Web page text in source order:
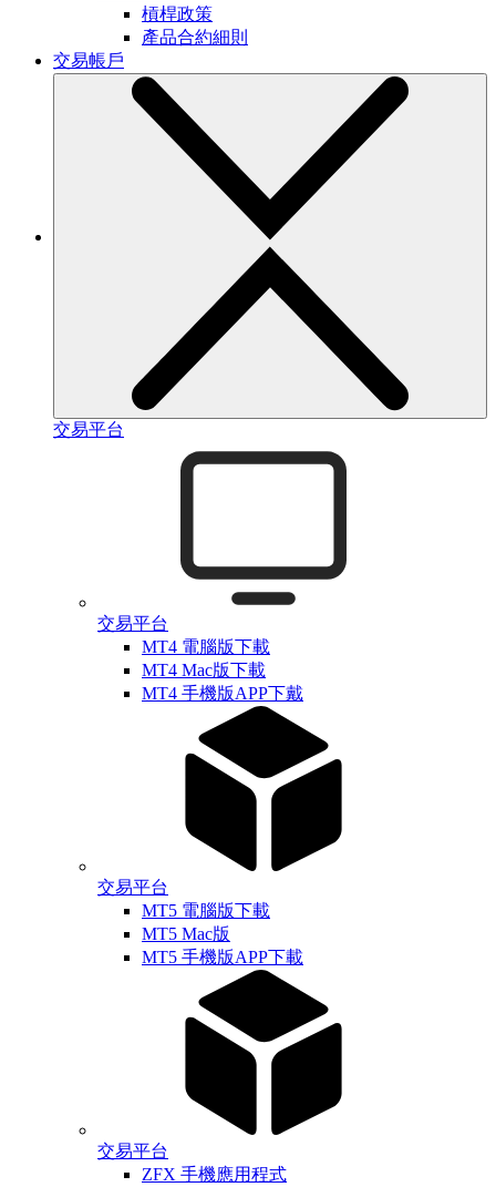
槓桿政策
產品合約細則
交易帳戶
交易平台
交易平台
MT4 電腦版下載
MT4 Mac版下載
MT4 手機版APP下戴
交易平台
MT5 電腦版下載
MT5 Mac版
MT5 手機版APP下載
交易平台
ZFX 手機應用程式